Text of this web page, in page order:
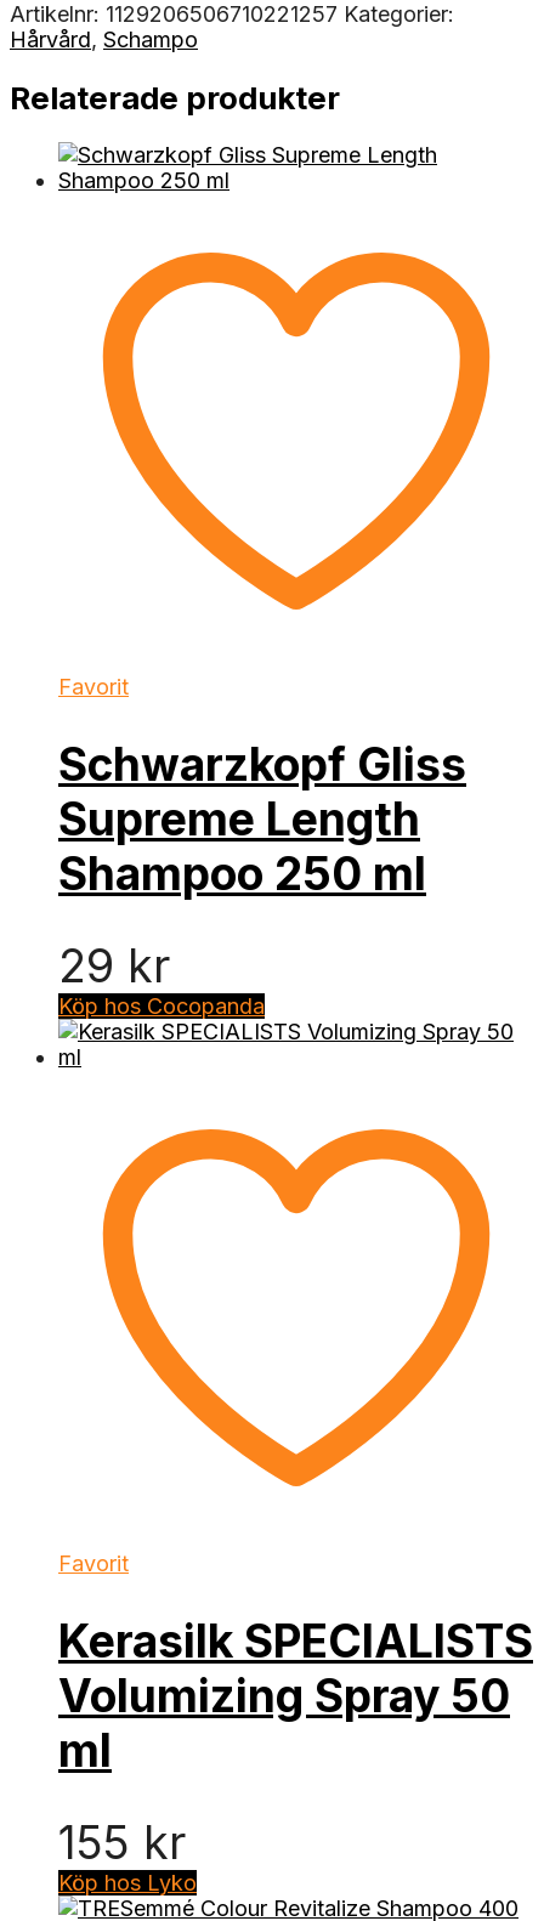
Artikelnr: 1129206506710221257 Kategorier:
Hårvård, Schampo
Relaterade produkter
Favorit
Schwarzkopf Gliss
Supreme Length
Shampoo 250 ml
29 kr
Köp hos Cocopanda
Favorit
Kerasilk SPECIALISTS
Volumizing Spray 50
ml
155 kr
Köp hos Lyko